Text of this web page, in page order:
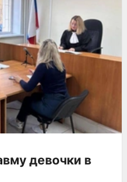
девочки в